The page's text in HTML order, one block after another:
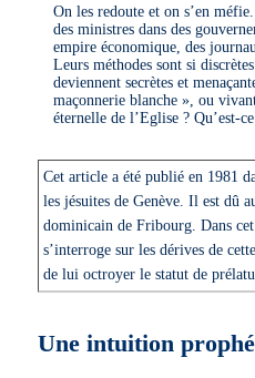
On les redoute et on s’en
des ministres dans des
empire économique, des
Leurs méthodes sont si
deviennent secrètes et
maçonnerie blanche », ou
éternelle de l’Eglise ? Qu’est-
Cet article a été publié en 1981
les jésuites de Genève. Il est dû
dominicain de Fribourg. Dans
s’interroge sur les dérives de
de lui octroyer le statut de
Une intuition